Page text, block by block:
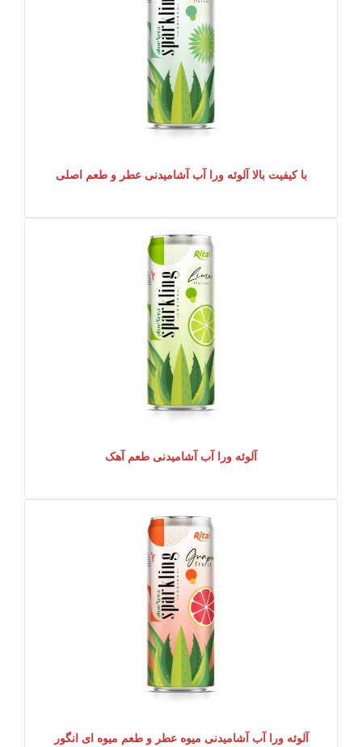
با کیفیت بالا آلوئه ورا آب آشامیدنی عطر و طعم اصلی
آلوئه ورا آب آشامیدنی طعم آهک
آلوئه ورا آب آشامیدنی میوه عطر و طعم میوه ای انگور